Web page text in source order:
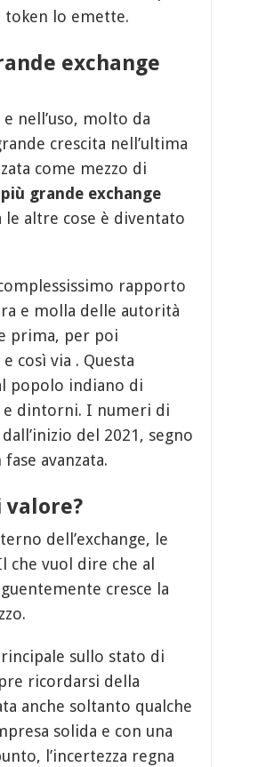
lo emette.
exchange
nell’uso, molto da
crescita nell’ultima
come mezzo di
più grande exchange
le altre cose è diventato
rapporto
e molla delle autorità
prima, per poi
così via . Questa
popolo indiano di
e dintorni. I numeri di
del 2021, segno
avanzata.
valore?
dell’exchange, le
che vuol dire che al
cresce la
sullo stato di
ricordarsi della
anche soltanto qualche
solida e con una
l’incertezza regna